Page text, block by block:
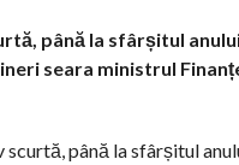
până la sfârșitul
seara ministrul
până la sfârșitul